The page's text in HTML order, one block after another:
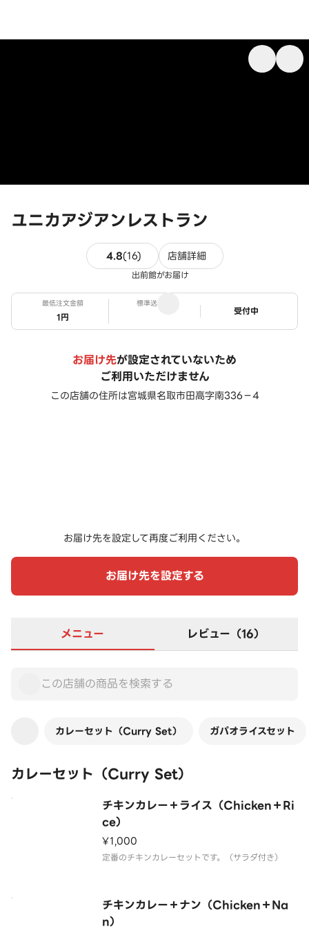
ユニカアジアンレストラン
4.8(16)16件のレビュー
店舗詳細
出前館がお届け
最低注文金額
1円
標準送料
ステータス
受付中
お届け先が設定されていないため
ご利用いただけません
この店舗の住所は宮城県名取市田高字南336－4
お届け先を設定して再度ご利用ください。
お届け先を設定する
メニュー レビュー（16）
カレーセット（Curry Set） ガパオライスセット
カレーセット（Curry Set）
チキンカレー＋ライス（Chicken＋Ri
ce）
¥1,000
定番のチキンカレーセットです。（サラダ付き）
チキンカレー＋ナン（Chicken＋Na
n）